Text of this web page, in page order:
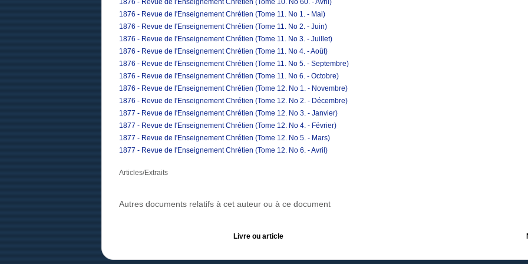
1876 - Revue de l'Enseignement Chrétien (Tome 10. No 60. - Avril)
1876 - Revue de l'Enseignement Chrétien (Tome 11. No 1. - Mai)
1876 - Revue de l'Enseignement Chrétien (Tome 11. No 2. - Juin)
1876 - Revue de l'Enseignement Chrétien (Tome 11. No 3. - Juillet)
1876 - Revue de l'Enseignement Chrétien (Tome 11. No 4. - Août)
1876 - Revue de l'Enseignement Chrétien (Tome 11. No 5. - Septembre)
1876 - Revue de l'Enseignement Chrétien (Tome 11. No 6. - Octobre)
1876 - Revue de l'Enseignement Chrétien (Tome 12. No 1. - Novembre)
1876 - Revue de l'Enseignement Chrétien (Tome 12. No 2. - Décembre)
1877 - Revue de l'Enseignement Chrétien (Tome 12. No 3. - Janvier)
1877 - Revue de l'Enseignement Chrétien (Tome 12. No 4. - Février)
1877 - Revue de l'Enseignement Chrétien (Tome 12. No 5. - Mars)
1877 - Revue de l'Enseignement Chrétien (Tome 12. No 6. - Avril)
Articles/Extraits
Autres documents relatifs à cet auteur ou à ce document
Livre ou article